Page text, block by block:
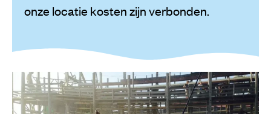
onze locatie kosten zijn verbonden.